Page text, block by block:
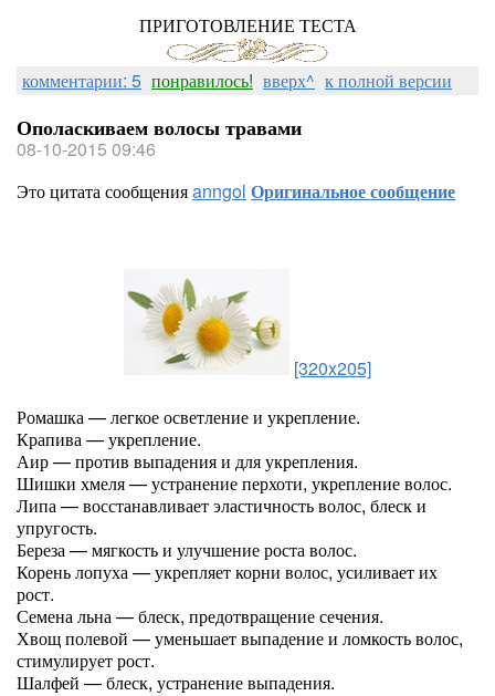
ПРИГОТОВЛЕНИЕ ТЕСТА
комментарии: 5 понравилось! вверх^ к полной версии
Ополаскиваем волосы травами
08-10-2015 09:46
Это цитата сообщенияanngol Оригинальное сообщение
[320x205]
Ромашка — легкое осветление и укрепление.
Крапива — укрепление.
Аир — против выпадения и для укрепления.
Шишки хмеля — устранение перхоти, укрепление волос.
Липа — восстанавливает эластичность волос, блеск и
упругость.
Береза — мягкость и улучшение роста волос.
Корень лопуха — укрепляет корни волос, усиливает их
рост.
Семена льна — блеск, предотвращение сечения.
Хвощ полевой — уменьшает выпадение и ломкость волос,
стимулирует рост.
Шалфей — блеск, устранение выпадения.